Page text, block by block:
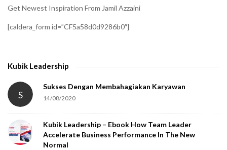
Get Newest Inspiration From Jamil Azzaini
[caldera_form id=”CF5a58d0d9286b0″]
Kubik Leadership
S
Sukses Dengan Membahagiakan Karyawan
14/08/2020
Kubik Leadership – Ebook How Team Leader
Accelerate Business Performance In The New
Normal